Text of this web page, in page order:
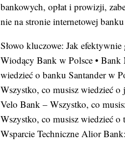
bankowych, opłat i prowizji,
nie na stronie internetowej
Słowo kluczowe: Jak
Wiodący Bank w Polsce • Bank
wiedzieć o banku Santander w
Wszystko, co musisz wiedzieć
Velo Bank – Wszystko, co
Wszystko, co musisz wiedzieć o
Wsparcie Techniczne Alior